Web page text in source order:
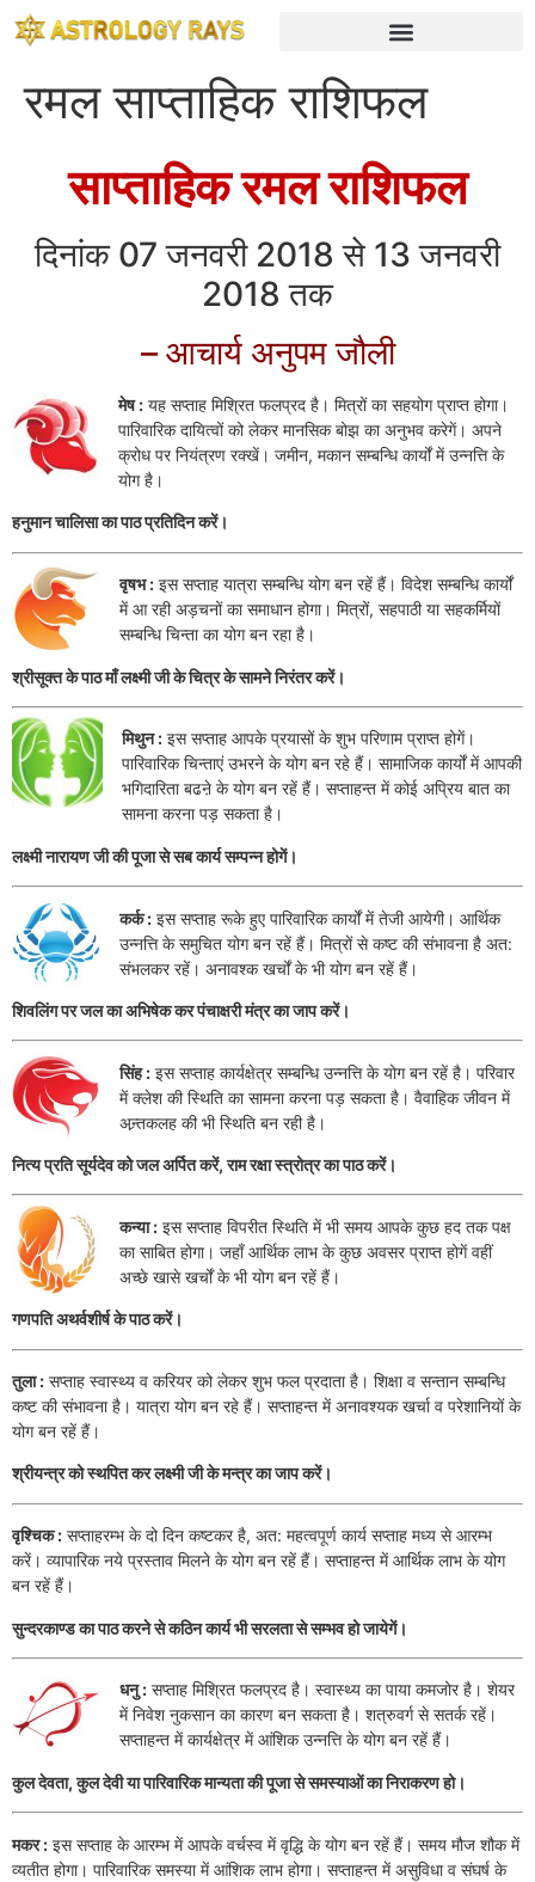
रमल साप्ताहिक राशिफल
साप्ताहिक रमल राशिफल
दिनांक 07 जनवरी 2018 से 13 जनवरी
2018 तक
– आचार्य अनुपम जौली
मेष : यह सप्ताह मिश्रित फलप्रद है। मित्रों का सहयोग प्राप्त होगा।
पारिवारिक दायित्वों को लेकर मानसिक बोझ का अनुभव करेगें। अपने
क्रोध पर नियंत्रण रक्खें। जमीन, मकान सम्बन्धि कार्यों में उन्नत्ति के
योग है।
हनुमान चालिसा का पाठ प्रतिदिन करें।
वृषभ : इस सप्ताह यात्रा सम्बन्धि योग बन रहें हैं। विदेश सम्बन्धि कार्यों
में आ रही अड़चनों का समाधान होगा। मित्रों, सहपाठी या सहकर्मियों
सम्बन्धि चिन्ता का योग बन रहा है।
श्रीसूक्त के पाठ माँ लक्ष्मी जी के चित्र के सामने निरंतर करें।
मिथुन : इस सप्ताह आपके प्रयासों के शुभ परिणाम प्राप्त होगें।
पारिवारिक चिन्ताएं उभरने के योग बन रहे हैं। सामाजिक कार्यों में आपकी
भगिदारिता बढऩे के योग बन रहें हैं। सप्ताहन्त में कोई अप्रिय बात का
सामना करना पड़ सकता है।
लक्ष्मी नारायण जी की पूजा से सब कार्य सम्पन्न होगें।
कर्क : इस सप्ताह रूके हुए पारिवारिक कार्यों में तेजी आयेगी। आर्थिक
उन्नत्ति के समुचित योग बन रहें हैं। मित्रों से कष्ट की संभावना है अत:
संभलकर रहें। अनावश्क खर्चों के भी योग बन रहें हैं।
शिवलिंग पर जल का अभिषेक कर पंचाक्षरी मंत्र का जाप करें।
सिंह : इस सप्ताह कार्यक्षेत्र सम्बन्धि उन्नत्ति के योग बन रहें है। परिवार
में क्लेश की स्थिति का सामना करना पड़ सकता है। वैवाहिक जीवन में
अन्र्तकलह की भी स्थिति बन रही है।
नित्य प्रति सूर्यदेव को जल अर्पित करें, राम रक्षा स्त्रोत्र का पाठ करें।
कन्या : इस सप्ताह विपरीत स्थिति में भी समय आपके कुछ हद तक पक्ष
का साबित होगा। जहाँ आर्थिक लाभ के कुछ अवसर प्राप्त होगें वहीं
अच्छे खासे खर्चों के भी योग बन रहें हैं।
गणपति अथर्वशीर्ष के पाठ करें।
तुला : सप्ताह स्वास्थ्य व करियर को लेकर शुभ फल प्रदाता है। शिक्षा व सन्तान सम्बन्धि
कष्ट की संभावना है। यात्रा योग बन रहे हैं। सप्ताहन्त में अनावश्यक खर्चा व परेशानियों के
योग बन रहें हैं।
श्रीयन्त्र को स्थपित कर लक्ष्मी जी के मन्त्र का जाप करें।
वृश्चिक : सप्ताहरम्भ के दो दिन कष्टकर है, अत: महत्वपूर्ण कार्य सप्ताह मध्य से आरम्भ
करें। व्यापारिक नये प्रस्ताव मिलने के योग बन रहें हैं। सप्ताहन्त में आर्थिक लाभ के योग
बन रहें हैं।
सुन्दरकाण्ड का पाठ करने से कठिन कार्य भी सरलता से सम्भव हो जायेगें।
धनु : सप्ताह मिश्रित फलप्रद है। स्वास्थ्य का पाया कमजोर है। शेयर
में निवेश नुकसान का कारण बन सकता है। शत्रुवर्ग से सतर्क रहें।
सप्ताहन्त में कार्यक्षेत्र में आंशिक उन्नत्ति के योग बन रहें हैं।
कुल देवता, कुल देवी या पारिवारिक मान्यता की पूजा से समस्याओं का निराकरण हो।
मकर : इस सप्ताह के आरम्भ में आपके वर्चस्व में वृद्धि के योग बन रहें हैं। समय मौज शौक में
व्यतीत होगा। पारिवारिक समस्या में आंशिक लाभ होगा। सप्ताहन्त में असुविधा व संघर्ष के